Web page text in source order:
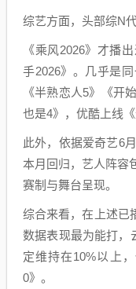
综艺方面，头部综N
《乘风2026》才播
手2026》。几乎是
《半熟恋人5》《开
也是4》，优酷上线《
此外，依据爱奇艺6
本月回归，艺人阵容
赛制与舞台呈现。
综合来看，在上述已
数据表现最为能打，
定维持在10%以上
0》。